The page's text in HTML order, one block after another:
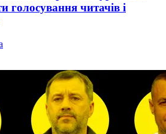
голосування читачів і